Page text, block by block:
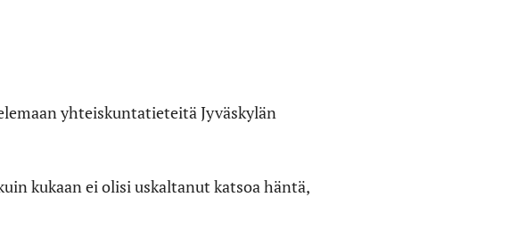
yhteiskuntatieteitä Jyväskylän
kukaan ei olisi uskaltanut katsoa häntä,